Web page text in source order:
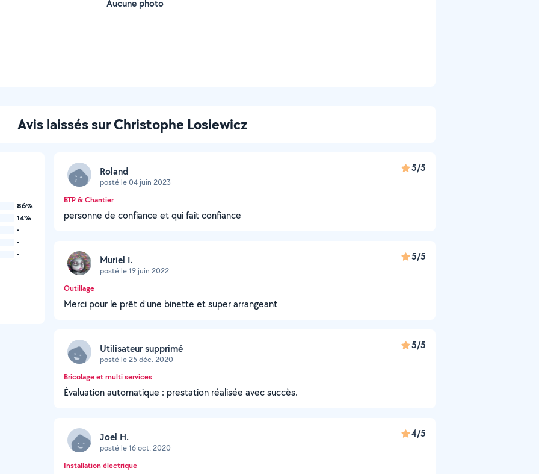
Aucune photo
Avis laissés sur Christophe Losiewicz
86%
14%
-
-
-
Roland
posté le 04 juin 2023
5/5
BTP & Chantier
personne de confiance et qui fait confiance
Muriel I.
posté le 19 juin 2022
5/5
Outillage
Merci pour le prêt d'une binette et super arrangeant
Utilisateur supprimé
posté le 25 déc. 2020
5/5
Bricolage et multi services
Évaluation automatique : prestation réalisée avec succès.
Joel H.
posté le 16 oct. 2020
4/5
Installation électrique